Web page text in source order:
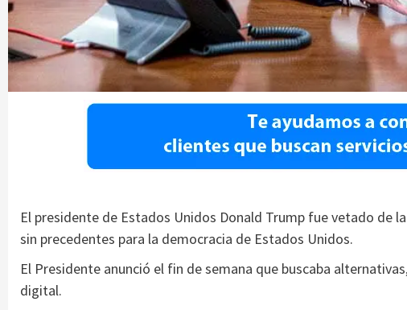
El presidente de Estados Unidos Donald Trump fue vetado de
sin precedentes para la democracia de Estados Unidos.
El Presidente anunció el fin de semana que buscaba
digital.